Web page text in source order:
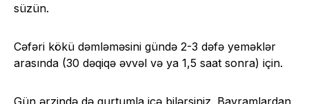
süzün.
Cəfəri kökü dəmləməsini gündə 2-3 dəfə yeməklər
arasında (30 dəqiqə əvvəl və ya 1,5 saat sonra) için.